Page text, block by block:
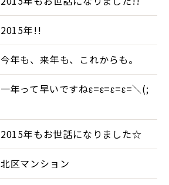
2015年!!
今年も、来年も、これからも。
一年って早いですねε=ε=ε=ε=＼(;
2015年もお世話になりました☆
北区マンション